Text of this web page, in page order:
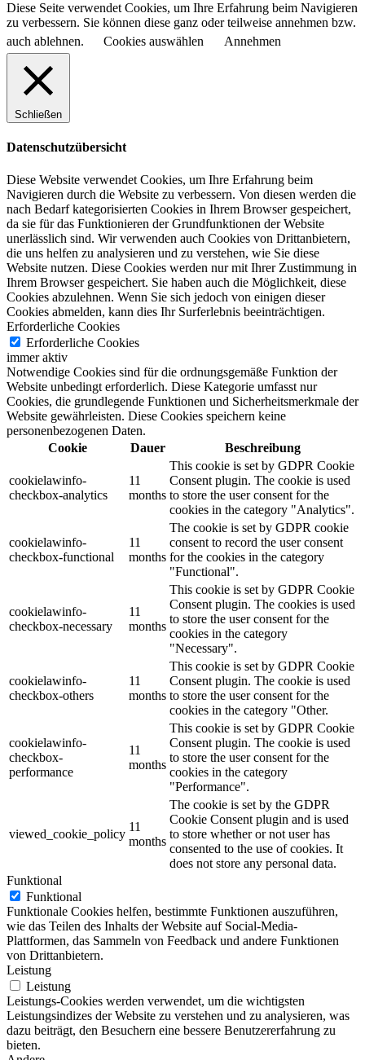
Diese Seite verwendet Cookies, um Ihre Erfahrung beim Navigieren
zu verbessern. Sie können diese ganz oder teilweise annehmen bzw.
auch ablehnen.
Cookies auswählen Annehmen
Schließen
Datenschutzübersicht
Diese Website verwendet Cookies, um Ihre Erfahrung beim
Navigieren durch die Website zu verbessern. Von diesen werden die
nach Bedarf kategorisierten Cookies in Ihrem Browser gespeichert,
da sie für das Funktionieren der Grundfunktionen der Website
unerlässlich sind. Wir verwenden auch Cookies von Drittanbietern,
die uns helfen zu analysieren und zu verstehen, wie Sie diese
Website nutzen. Diese Cookies werden nur mit Ihrer Zustimmung in
Ihrem Browser gespeichert. Sie haben auch die Möglichkeit, diese
Cookies abzulehnen. Wenn Sie sich jedoch von einigen dieser
Cookies abmelden, kann dies Ihr Surferlebnis beeinträchtigen.
Erforderliche Cookies
Erforderliche Cookies
immer aktiv
Notwendige Cookies sind für die ordnungsgemäße Funktion der
Website unbedingt erforderlich. Diese Kategorie umfasst nur
Cookies, die grundlegende Funktionen und Sicherheitsmerkmale der
Website gewährleisten. Diese Cookies speichern keine
personenbezogenen Daten.
Cookie
Dauer Beschreibung
cookielawinfo-
checkbox-analytics
11
months
This cookie is set by GDPR Cookie
Consent plugin. The cookie is used
to store the user consent for the
cookies in the category "Analytics".
cookielawinfo-
checkbox-functional
11
months
The cookie is set by GDPR cookie
consent to record the user consent
for the cookies in the category
"Functional".
cookielawinfo-
checkbox-necessary
11
months
This cookie is set by GDPR Cookie
Consent plugin. The cookies is used
to store the user consent for the
cookies in the category
"Necessary".
cookielawinfo-
checkbox-others
11
months
This cookie is set by GDPR Cookie
Consent plugin. The cookie is used
to store the user consent for the
cookies in the category "Other.
cookielawinfo-
checkbox-
performance
11
months
This cookie is set by GDPR Cookie
Consent plugin. The cookie is used
to store the user consent for the
cookies in the category
"Performance".
viewed_cookie_policy
11
months
The cookie is set by the GDPR
Cookie Consent plugin and is used
to store whether or not user has
consented to the use of cookies. It
does not store any personal data.
Funktional
Funktional
Funktionale Cookies helfen, bestimmte Funktionen auszuführen,
wie das Teilen des Inhalts der Website auf Social-Media-
Plattformen, das Sammeln von Feedback und andere Funktionen
von Drittanbietern.
Leistung
Leistung
Leistungs-Cookies werden verwendet, um die wichtigsten
Leistungsindizes der Website zu verstehen und zu analysieren, was
dazu beiträgt, den Besuchern eine bessere Benutzererfahrung zu
bieten.